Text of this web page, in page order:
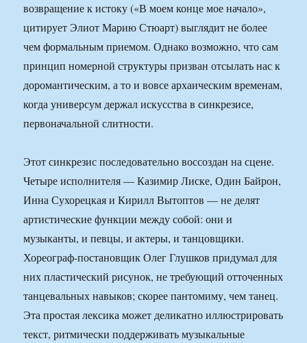
возвращение к истоку («В моем конце мое начало»,
цитирует Элиот Марию Стюарт) выглядит не более
чем формальным приемом. Однако возможно, что сам
принцип номерной структуры призван отсылать нас к
доромантическим, а то и вовсе архаическим временам,
когда универсум держал искусства в синкрезисе,
первоначальной слитности.
Этот синкрезис последовательно воссоздан на сцене.
Четыре исполнителя — Казимир Лиске, Один Байрон,
Инна Сухорецкая и Кирилл Вытоптов — не делят
артистические функции между собой: они и
музыканты, и певцы, и актеры, и танцовщики.
Хореограф-постановщик Олег Глушков придумал для
них пластический рисунок, не требующий отточенных
танцевальных навыков; скорее пантомиму, чем танец.
Эта простая лексика может деликатно иллюстрировать
текст, ритмически поддерживать музыкальные